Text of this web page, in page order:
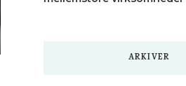
ARKIVER